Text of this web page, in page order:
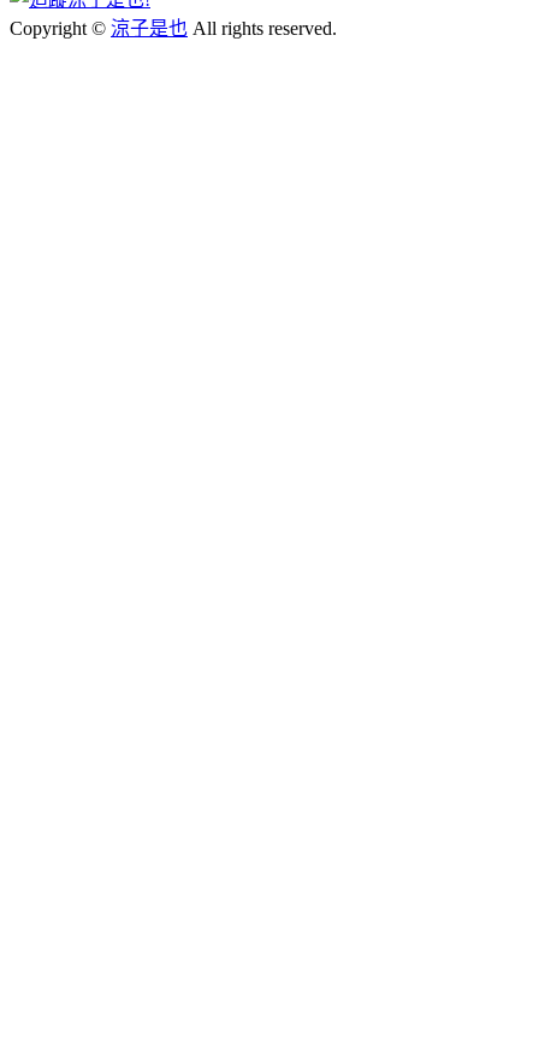
Copyright © 涼子是也 All rights reserved.